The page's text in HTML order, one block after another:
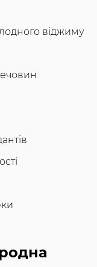
віджиму